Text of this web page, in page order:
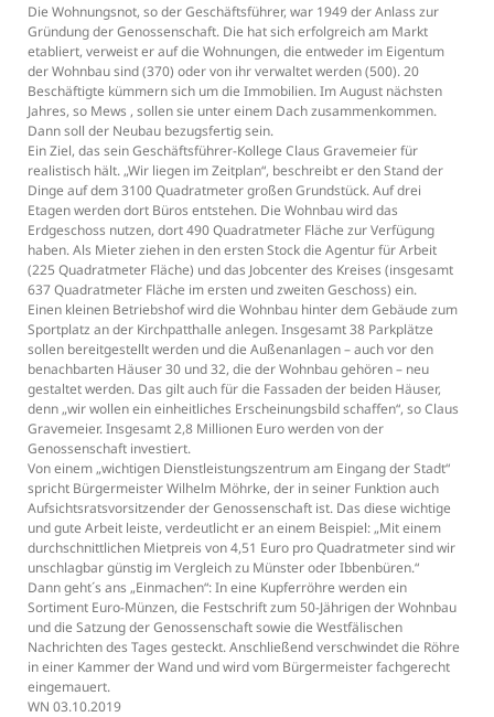
Die Wohnungsnot, so der Geschäftsführer, war 1949 der Anlass zur
Gründung der Genossenschaft. Die hat sich erfolgreich am Markt
etabliert, verweist er auf die Wohnungen, die entweder im Eigentum
der Wohnbau sind (370) oder von ihr verwaltet werden (500). 20
Beschäftigte kümmern sich um die Immobilien. Im August nächsten
Jahres, so Mews , sollen sie unter einem Dach zusammenkommen.
Dann soll der Neubau bezugsfertig sein.
Ein Ziel, das sein Geschäftsführer-Kollege Claus Gravemeier für
realistisch hält. „Wir liegen im Zeitplan“, beschreibt er den Stand der
Dinge auf dem 3100 Quadratmeter großen Grundstück. Auf drei
Etagen werden dort Büros entstehen. Die Wohnbau wird das
Erdgeschoss nutzen, dort 490 Quadratmeter Fläche zur Verfügung
haben. Als Mieter ziehen in den ersten Stock die Agentur für Arbeit
(225 Quadratmeter Fläche) und das Jobcenter des Kreises (insgesamt
637 Quadratmeter Fläche im ersten und zweiten Geschoss) ein.
Einen kleinen Betriebshof wird die Wohnbau hinter dem Gebäude zum
Sportplatz an der Kirchpatthalle anlegen. Insgesamt 38 Parkplätze
sollen bereitgestellt werden und die Außenanlagen – auch vor den
benachbarten Häuser 30 und 32, die der Wohnbau gehören – neu
gestaltet werden. Das gilt auch für die Fassaden der beiden Häuser,
denn „wir wollen ein einheitliches Erscheinungsbild schaffen“, so Claus
Gravemeier. Insgesamt 2,8 Millionen Euro werden von der
Genossenschaft investiert.
Von einem „wichtigen Dienstleistungszentrum am Eingang der Stadt“
spricht Bürgermeister Wilhelm Möhrke, der in seiner Funktion auch
Aufsichtsratsvorsitzender der Genossenschaft ist. Das diese wichtige
und gute Arbeit leiste, verdeutlicht er an einem Beispiel: „Mit einem
durchschnittlichen Mietpreis von 4,51 Euro pro Quadratmeter sind wir
unschlagbar günstig im Vergleich zu Münster oder Ibbenbüren.“
Dann geht´s ans „Einmachen“: In eine Kupferröhre werden ein
Sortiment Euro-Münzen, die Festschrift zum 50-Jährigen der Wohnbau
und die Satzung der Genossenschaft sowie die Westfälischen
Nachrichten des Tages gesteckt. Anschließend verschwindet die Röhre
in einer Kammer der Wand und wird vom Bürgermeister fachgerecht
eingemauert.
WN 03.10.2019